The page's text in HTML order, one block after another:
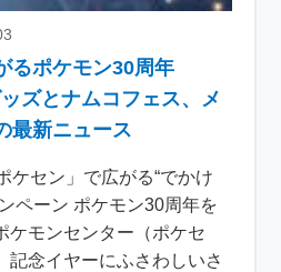
るポケモン30周年
ズとナムコフェス、メ
最新ニュース
ケセン」で広がる“でかけ
ペーン ポケモン30周年を
ケモンセンター（ポケセ
記念イヤーにふさわしいさ